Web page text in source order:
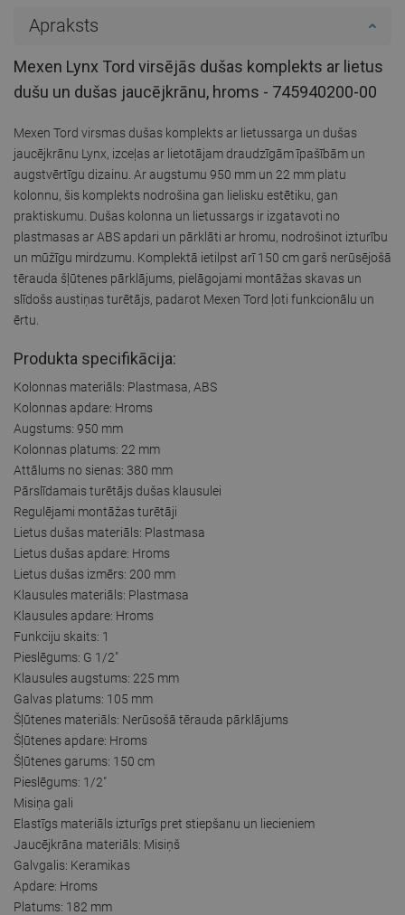
Apraksts
Mexen Lynx Tord virsējās dušas komplekts ar lietus
dušu un dušas jaucējkrānu, hroms - 745940200-00
Mexen Tord virsmas dušas komplekts ar lietussarga un dušas
jaucējkrānu Lynx, izceļas ar lietotājam draudzīgām īpašībām un
augstvērtīgu dizainu. Ar augstumu 950 mm un 22 mm platu
kolonnu, šis komplekts nodrošina gan lielisku estētiku, gan
praktiskumu. Dušas kolonna un lietussargs ir izgatavoti no
plastmasas ar ABS apdari un pārklāti ar hromu, nodrošinot izturību
un mūžīgu mirdzumu. Komplektā ietilpst arī 150 cm garš nerūsējošā
tērauda šļūtenes pārklājums, pielāgojami montāžas skavas un
slīdošs austiņas turētājs, padarot Mexen Tord ļoti funkcionālu un
ērtu.
Produkta specifikācija:
Kolonnas materiāls: Plastmasa, ABS
Kolonnas apdare: Hroms
Augstums: 950 mm
Kolonnas platums: 22 mm
Attālums no sienas: 380 mm
Pārslīdamais turētājs dušas klausulei
Regulējami montāžas turētāji
Lietus dušas materiāls: Plastmasa
Lietus dušas apdare: Hroms
Lietus dušas izmērs: 200 mm
Klausules materiāls: Plastmasa
Klausules apdare: Hroms
Funkciju skaits: 1
Pieslēgums: G 1/2"
Klausules augstums: 225 mm
Galvas platums: 105 mm
Šļūtenes materiāls: Nerūsošā tērauda pārklājums
Šļūtenes apdare: Hroms
Šļūtenes garums: 150 cm
Pieslēgums: 1/2"
Misiņa gali
Elastīgs materiāls izturīgs pret stiepšanu un liecieniem
Jaucējkrāna materiāls: Misiņš
Galvgalis: Keramikas
Apdare: Hroms
Platums: 182 mm